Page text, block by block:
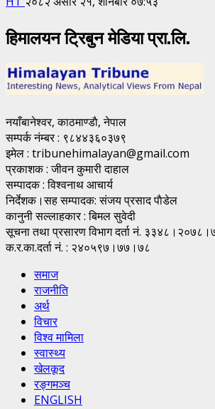
हिमालयन ट्रिबुन मेडिया प्रा.लि.
नयाँबानेश्वर, काठमाण्डाै, नेपाल
सम्पर्क नंम्बर : ९८४४३६०३७९
इमेल : tribunehimalayan@gmail.com
प्रकाशक : जीवन कुमारी दाहाल
सम्पादक : विश्वनाथ आचार्य
निर्देशक।सह सम्पादक: संजय प्रसाद पाैडेल
कानुनी सल्लाहकार : बिमल सुवेदी
सूचना तथा प्रसारण विभाग दर्ता नं.
क.र.का.दर्ता नं. : २४०५९७।७७।७८
समाज
राजनीति
अर्थ
विचार
विश्व मामिला
स्वास्थ्य
खेलकूद
रङ्गमञ्च
ENGLISH